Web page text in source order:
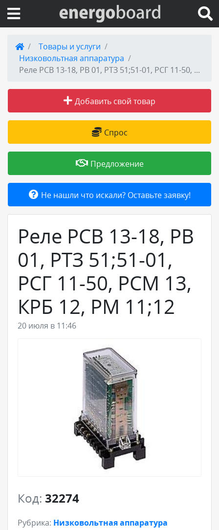
Вход на сайт
Поиск по сайту
Публикации
Справка
Товары и услуги
Добавить товар или услугу
Товары и услуги
Низковольтная аппаратура
Реле РСВ 13-18, РВ 01, РТЗ 51;51-01, РСГ 11-50, РСМ 13, КРБ 12, РМ 11;12
Добавить свой товар
Спрос
Предложение
Не нашли что искали? Оставьте заявку!
Реле РСВ 13-18, РВ
01, РТЗ 51;51-01,
РСГ 11-50, РСМ 13,
КРБ 12, РМ 11;12
20 июля в 11:46
Код: 32274
Рубрика: Низковольтная аппаратура